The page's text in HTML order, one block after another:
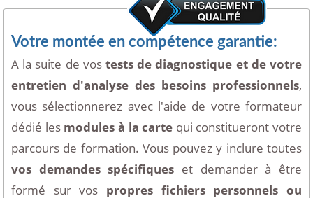
Votre montée en compétence garantie:
A la suite de vos tests de diagnostique et de votre
entretien d'analyse des besoins professionnels,
vous sélectionnerez avec l'aide de votre formateur
dédié les modules à la carte qui constitueront votre
parcours de formation. Vous pouvez y inclure toutes
vos demandes spécifiques et demander à être
formé sur vos propres fichiers personnels ou